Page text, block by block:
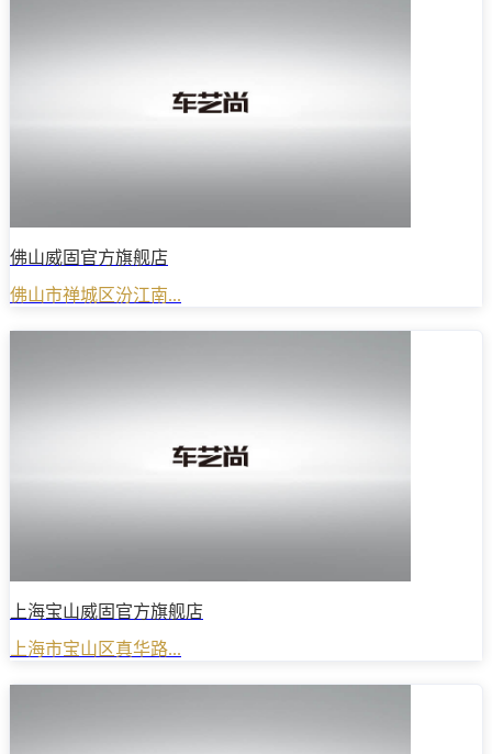
佛山威固官方旗舰店
佛山市禅城区汾江南...
上海宝山威固官方旗舰店
上海市宝山区真华路...